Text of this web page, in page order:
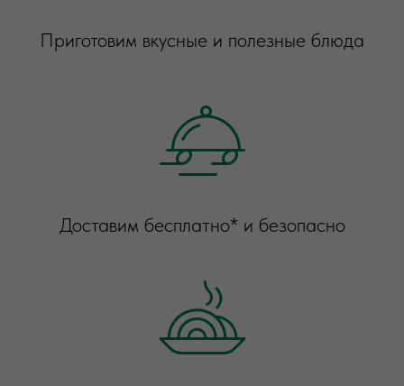
Приготовим вкусные и полезные блюда
Доставим бесплатно* и безопасно